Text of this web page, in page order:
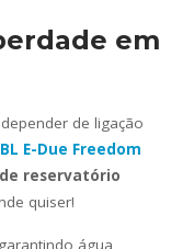
em
de ligação
E-Due Freedom
reservatório
quiser!
água